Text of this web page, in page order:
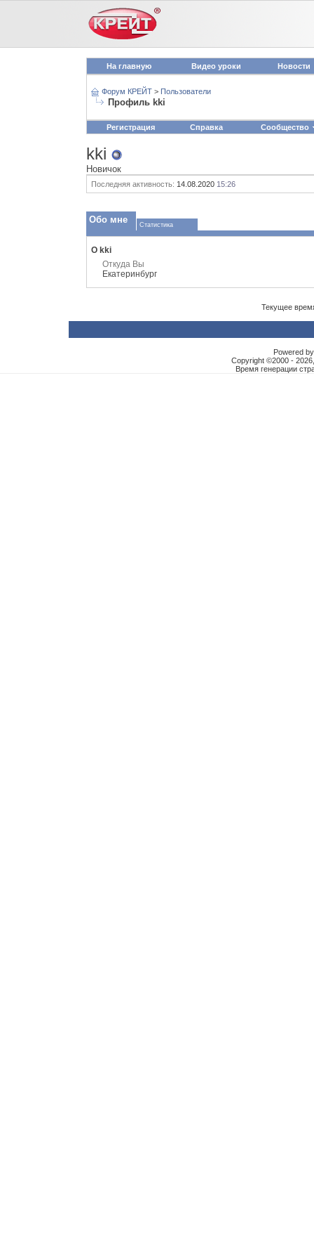
На главную Видео уроки Новости
Форум КРЕЙТ > Пользователи
Профиль kki
Регистрация Справка Сообщество
kki
Новичок
Последняя активность: 14.08.2020 15:26
Обо мне Статистика
О kki
Откуда Вы
Екатеринбург
Текущее
Powered
Copyright ©2000 -
Время генерации